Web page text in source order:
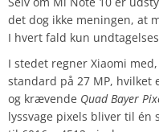
det dog ikke meningen, at
I hvert fald kun
I stedet regner Xiaomi
standard på 27 MP, hvilket
og krævende Quad Bayer
lyssvage pixels bliver til én